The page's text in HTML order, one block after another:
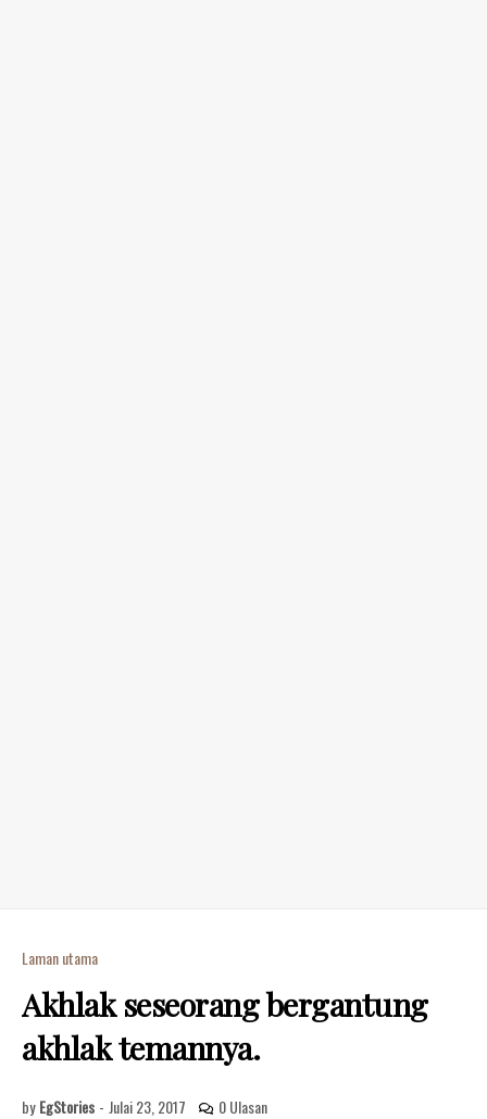
Laman utama
Akhlak seseorang bergantung
akhlak temannya.
by EgStories - Julai 23, 2017 0 Ulasan